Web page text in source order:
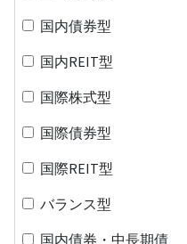
国内債券型
国内REIT型
国際株式型
国際債券型
国際REIT型
バランス型
国内債券・中長期債